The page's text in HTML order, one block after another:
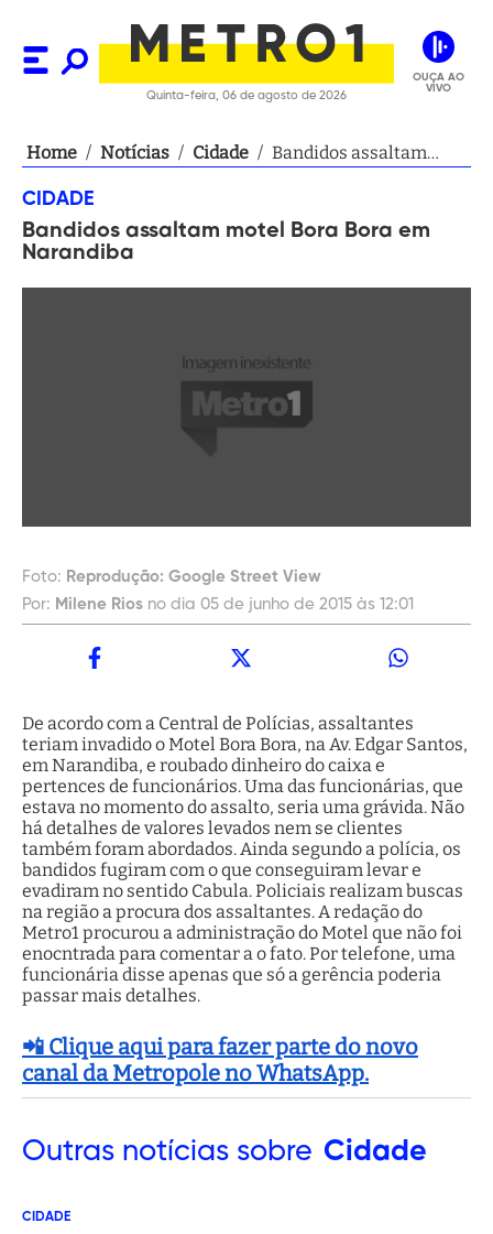
Quinta-feira, 06 de agosto de 2026
OUÇA AO
VIVO
Home / Notícias / Cidade / Bandidos assaltam
CIDADE
Bandidos assaltam motel Bora Bora em
Narandiba
Foto: Reprodução: Google Street View
Por: Milene Rios no dia 05 de junho de 2015 às 12:01
De acordo com a Central de Polícias, assaltantes
teriam invadido o Motel Bora Bora, na Av. Edgar Santos,
em Narandiba, e roubado dinheiro do caixa e
pertences de funcionários. Uma das funcionárias, que
estava no momento do assalto, seria uma grávida. Não
há detalhes de valores levados nem se clientes
também foram abordados. Ainda segundo a polícia, os
bandidos fugiram com o que conseguiram levar e
evadiram no sentido Cabula. Policiais realizam buscas
na região a procura dos assaltantes. A redação do
Metro1 procurou a administração do Motel que não foi
enocntrada para comentar a o fato. Por telefone, uma
funcionária disse apenas que só a gerência poderia
passar mais detalhes.
📲 Clique aqui para fazer parte do novo
canal da Metropole no WhatsApp.
Outras notícias sobre Cidade
CIDADE